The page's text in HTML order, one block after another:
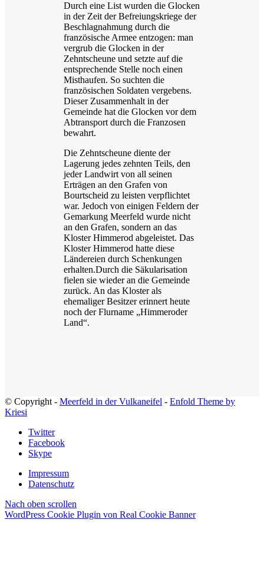
Durch eine List wurden die Glocken
in der Zeit der Befreiungskriege der
Beschlagnahmung durch die
französische Armee entzogen: man
vergrub die Glocken in der
Zehntscheune und setzte auf die
entsprechende Stelle noch einen
Misthaufen. So suchten die
französischen Soldaten vergebens.
Dieser Zusammenhalt in der
Gemeinde hat die Glocken vor dem
Abtransport durch die Franzosen
bewahrt.
Die Zehntscheune diente der
Lagerung jedes zehnten Teils, den
jeder Landwirt von all seinen
Erträgen an den Grafen von
Bourtscheid zu leisten verpflichtet
war. Jedoch von einigen Feldern der
Gemarkung Meerfeld wurde nicht
an den Grafen, sondern an das
Kloster Himmerod abgeleistet. Das
Kloster Himmerod hatte diese
Ländereien durch Schenkungen
erhalten.Durch die Säkularisation
fielen sie wieder an die Gemeinde
zurück. An das Kloster als
ehemaliger Besitzer erinnert heute
noch der Flurname „Himmeroder
Land“.
© Copyright - Meerfeld in der Vulkaneifel - Enfold Theme by
Kriesi
Twitter
Facebook
Skype
Impressum
Datenschutz
Nach oben scrollen
WordPress Cookie Plugin von Real Cookie Banner